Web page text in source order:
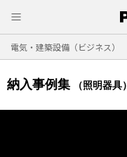
電気・建築設備（ビジネス）
納入事例集 （照明器具）